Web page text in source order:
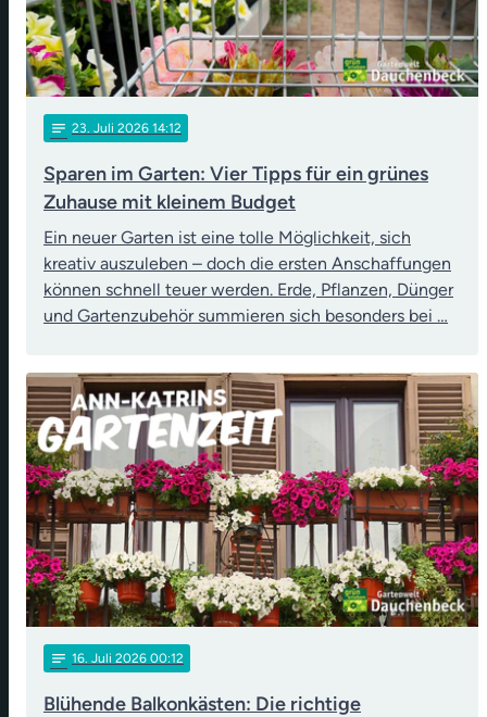
notes 23. Juli 2026 14:12
Sparen im Garten: Vier Tipps für ein grünes
Zuhause mit kleinem Budget
Ein neuer Garten ist eine tolle Möglichkeit, sich
kreativ auszuleben – doch die ersten Anschaffungen
können schnell teuer werden. Erde, Pflanzen, Dünger
und Gartenzubehör summieren sich besonders bei …
notes 16. Juli 2026 00:12
Blühende Balkonkästen: Die richtige